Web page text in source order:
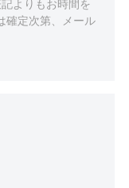
よりもお時間を
確定次第、メール